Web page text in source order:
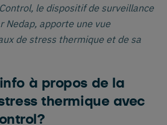
le dispositif de surveillance
Nedap, apporte une vue
de stress thermique et de sa
à propos de la
thermique avec